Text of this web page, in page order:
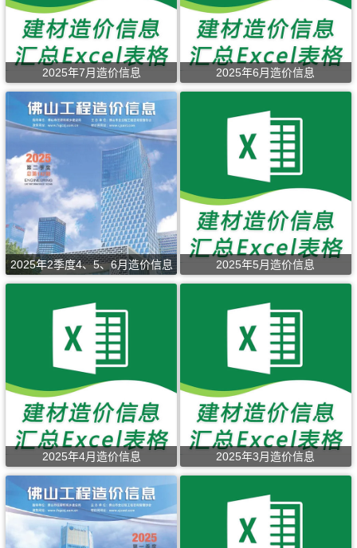
2025年7月造价信息 2025年6月造价信息
2025年2季度4、5、6月造价信息 2025年5月造价信息
2025年4月造价信息 2025年3月造价信息